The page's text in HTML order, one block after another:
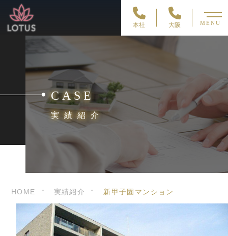
本社 大阪 MENU
CASE
実績紹介
HOME 実績紹介 新甲子園マンション